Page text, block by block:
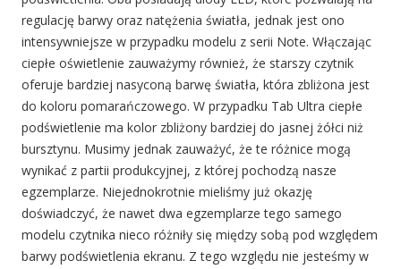
regulację barwy oraz natężenia światła, jednak jest ono
intensywniejsze w przypadku modelu z serii Note. Włączając
ciepłe oświetlenie zauważymy również, że starszy czytnik
oferuje bardziej nasyconą barwę światła, która zbliżona jest
do koloru pomarańczowego. W przypadku Tab Ultra ciepłe
podświetlenie ma kolor zbliżony bardziej do jasnej żółci niż
bursztynu. Musimy jednak zauważyć, że te różnice mogą
wynikać z partii produkcyjnej, z której pochodzą nasze
egzemplarze. Niejednokrotnie mieliśmy już okazję
doświadczyć, że nawet dwa egzemplarze tego samego
modelu czytnika nieco różniły się między sobą pod względem
barwy podświetlenia ekranu. Z tego względu nie jesteśmy w